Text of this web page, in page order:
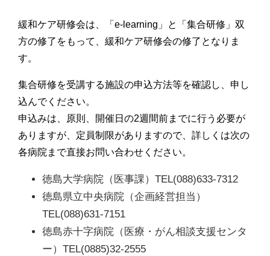
緩和ケア研修会は、「e-learning」と「集合研修」双
方の修了をもって、緩和ケア研修会の修了となりま
す。
集合研修を受講する施設の申込方法等を確認し、申し
込んでください。
申込みは、原則、開催日の2週間前までに行う必要が
ありますが、定員制限がありますので、詳しくは次の
各病院まで直接お問い合わせください。
徳島大学病院（医事課）TEL(088)633-7312
徳島県立中央病院（企画経営担当）
TEL(088)631-7151
徳島赤十字病院（医療・がん相談支援センタ
ー）TEL(0885)32-2555